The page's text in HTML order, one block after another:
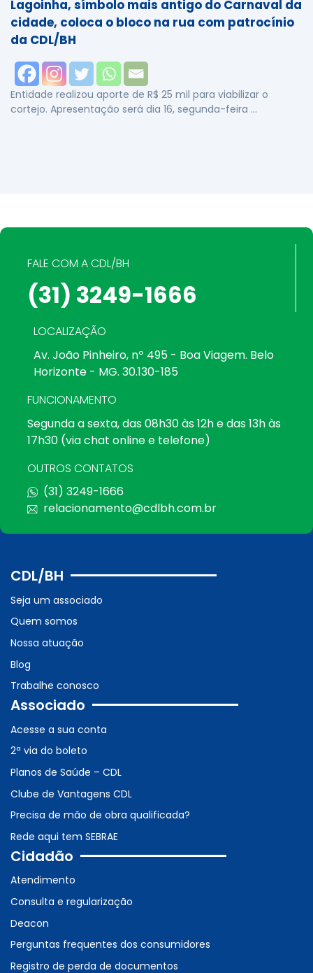
Lagoinha, símbolo mais antigo do Carnaval da
cidade, coloca o bloco na rua com patrocínio
da CDL/BH
Entidade realizou aporte de R$ 25 mil para viabilizar o
cortejo. Apresentação será dia 16, segunda-feira …
FALE COM A CDL/BH
(31) 3249-1666
LOCALIZAÇÃO
Av. João Pinheiro, nº 495 - Boa Viagem. Belo
Horizonte - MG. 30.130-185
FUNCIONAMENTO
Segunda a sexta, das 08h30 às 12h e das 13h às
17h30 (via chat online e telefone)
OUTROS CONTATOS
(31) 3249-1666
relacionamento@cdlbh.com.br
CDL/BH
Seja um associado
Quem somos
Nossa atuação
Blog
Trabalhe conosco
Associado
Acesse a sua conta
2ª via do boleto
Planos de Saúde – CDL
Clube de Vantagens CDL
Precisa de mão de obra qualificada?
Rede aqui tem SEBRAE
Cidadão
Atendimento
Consulta e regularização
Deacon
Perguntas frequentes dos consumidores
Registro de perda de documentos